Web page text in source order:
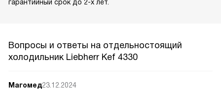
гарантийный срок до 2-х лет.
Вопросы и ответы на отдельностоящий
холодильник Liebherr Kef 4330
Магомед23.12.2024